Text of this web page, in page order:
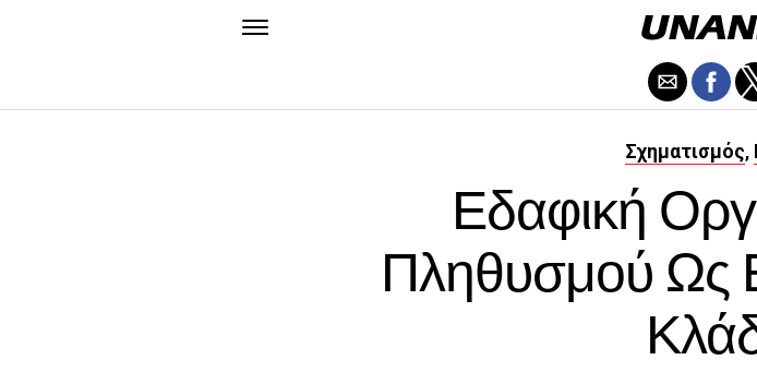
Σχηματισμός,
Εδαφική
Πληθυσμού Ως